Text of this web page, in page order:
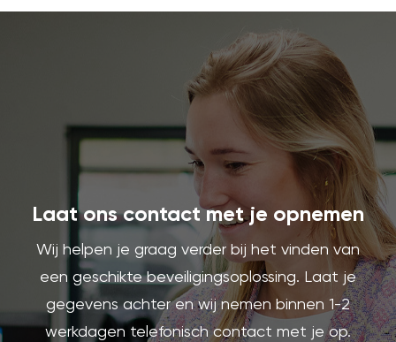
Laat ons contact met je opnemen
Wij helpen je graag verder bij het vinden van
een geschikte beveiligingsoplossing. Laat je
gegevens achter en wij nemen binnen 1-2
werkdagen telefonisch contact met je op.